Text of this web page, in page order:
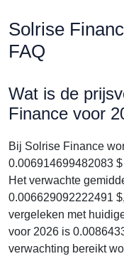
Solrise
FAQ
Wat is de
Finance voor
Bij Solrise Finance
0.006914699482083
Het verwachte
0.006629092222491
vergeleken met
voor 2026 is
verwachting bereikt